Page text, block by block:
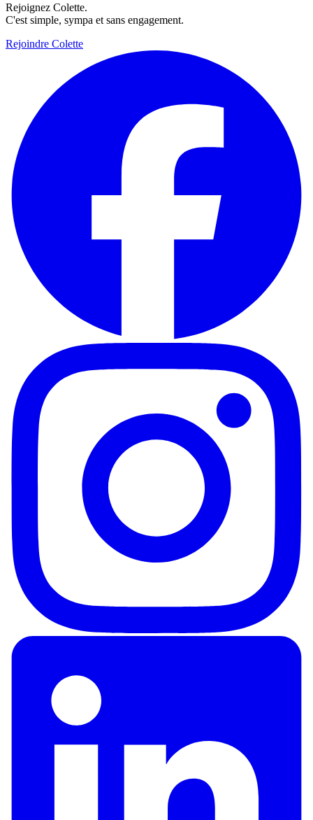
Rejoignez Colette.
C'est simple, sympa et sans engagement.
Rejoindre Colette